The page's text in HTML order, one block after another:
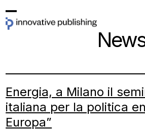
toOpen
Close
Energia, a Milano il
italiana per la politica
Europa”